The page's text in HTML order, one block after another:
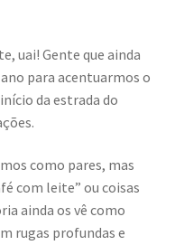
uai! Gente que ainda
para acentuarmos o
da estrada do
como pares, mas
com leite” ou coisas
ainda os vê como
rugas profundas e